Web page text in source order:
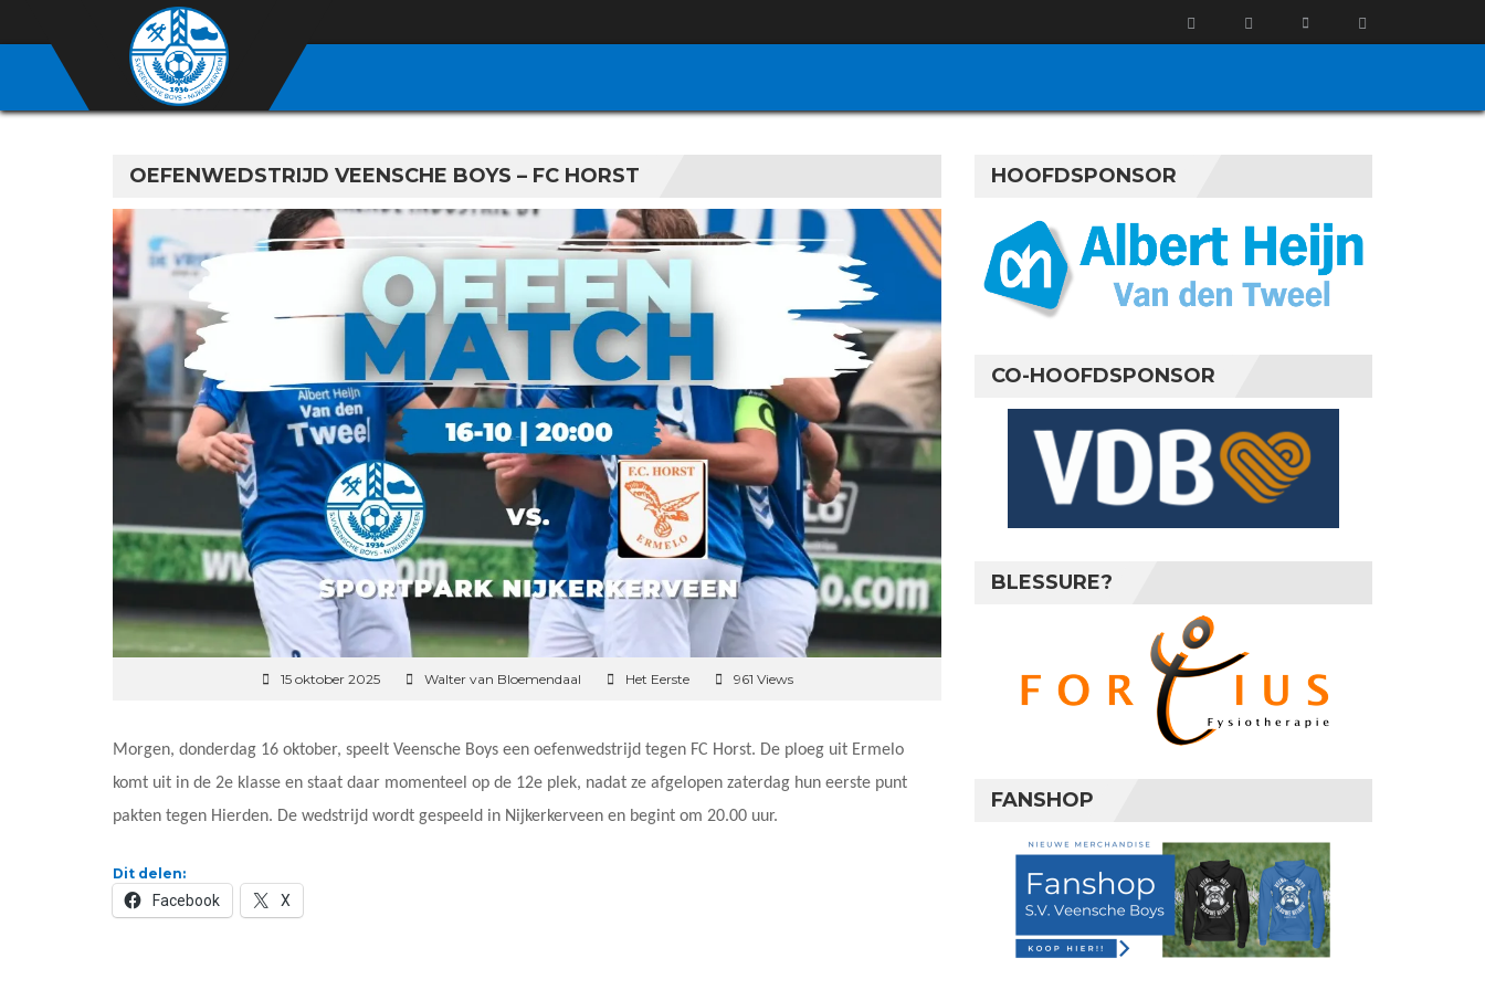
OEFENWEDSTRIJD VEENSCHE BOYS – FC HORST
15 oktober 2025 Walter van Bloemendaal Het Eerste 961 Views
Morgen, donderdag 16 oktober, speelt Veensche Boys een oefenwedstrijd tegen FC Horst. De ploeg uit Ermelo
komt uit in de 2e klasse en staat daar momenteel op de 12e plek, nadat ze afgelopen zaterdag hun eerste punt
pakten tegen Hierden. De wedstrijd wordt gespeeld in Nijkerkerveen en begint om 20.00 uur.
Dit delen:
Facebook X
HOOFDSPONSOR
CO-HOOFDSPONSOR
BLESSURE?
FANSHOP